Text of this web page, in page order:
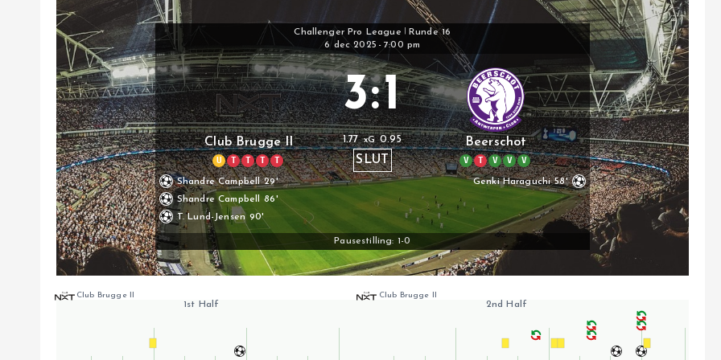
Challenger Pro League
Runde 16
6 dec 2025 - 7:00 pm
Club Brugge II
U T T T T
3:1
1.77 xG 0.95
SLUT
Beerschot
V T V V V
Shandre Campbell 29'
Shandre Campbell
86'
T. Lund-Jensen 90'
Genki Haraguchi 58'
Pausestilling: 1-0
Club Brugge II
1st Half
Club Brugge II
2nd Half